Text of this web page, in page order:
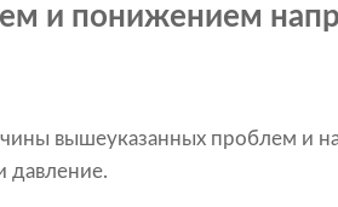
и понижением
вышеуказанных проблем и